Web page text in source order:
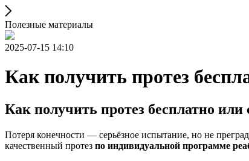
Полезные материалы
2025-07-15 14:10
Как получить протез
Как получить протез бесплатно или
Потеря конечности — серьёзное испытание, но не
качественный протез по индивидуальной программе